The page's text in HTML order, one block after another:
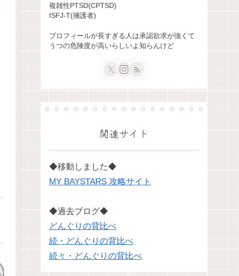
複雑性PTSD(CPTSD)
ISFJ-T(擁護者)
プロフィールが長すぎる人は承認欲求が強くて
うつの危険度が高いらしいよ知らんけど
関連サイト
◆移動しました◆
MY BAYSTARS 攻略サイト
◆過去ブログ◆
どんぐりの背比べ
続・どんぐりの背比べ
続々・どんぐりの背比べ